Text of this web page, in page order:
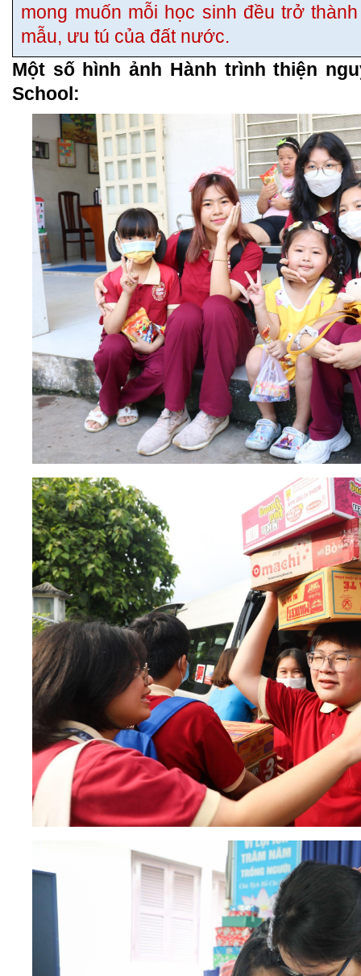
mong muốn mỗi học sinh đều trở
mẫu, ưu tú của đất nước.
Một số hình ảnh Hành trình thiện
School: